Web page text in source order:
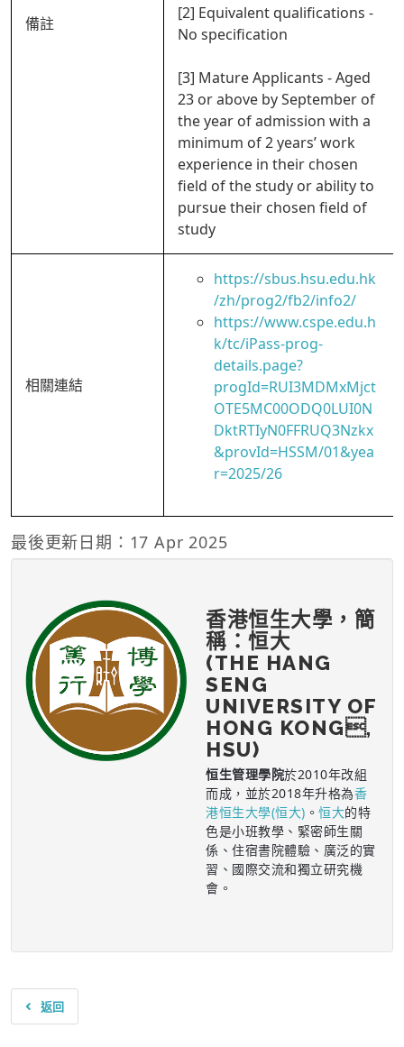
備註
[2] Equivalent qualifications -
No specification
[3] Mature Applicants - Aged
23 or above by September of
the year of admission with a
minimum of 2 years’ work
experience in their chosen
field of the study or ability to
pursue their chosen field of
study
相關連結
https://sbus.hsu.edu.hk
/zh/prog2/fb2/info2/
https://www.cspe.edu.h
k/tc/iPass-prog-
details.page?
progId=RUI3MDMxMjct
OTE5MC00ODQ0LUI0N
DktRTIyN0FFRUQ3Nzkx
&provId=HSSM/01&yea
r=2025/26
最後更新日期：17 Apr 2025
香港恒生大學，簡
稱：恒大
(THE HANG
SENG
UNIVERSITY OF
HONG KONG,
HSU)
恒生管理學院於2010年改組
而成，並於2018年升格為香
港恒生大學(恒大) 。 恒大的特
色是小班教學、緊密師生關
係、住宿書院體驗、廣泛的實
習、國際交流和獨立研究機
會。
返回